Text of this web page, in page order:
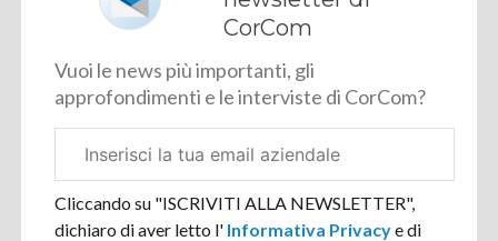
CorCom
Vuoi le news più importanti, gli
approfondimenti e le interviste di CorCom?
aziendale
Cliccando su "ISCRIVITI ALLA NEWSLETTER",
dichiaro di aver letto l' Informativa Privacye di